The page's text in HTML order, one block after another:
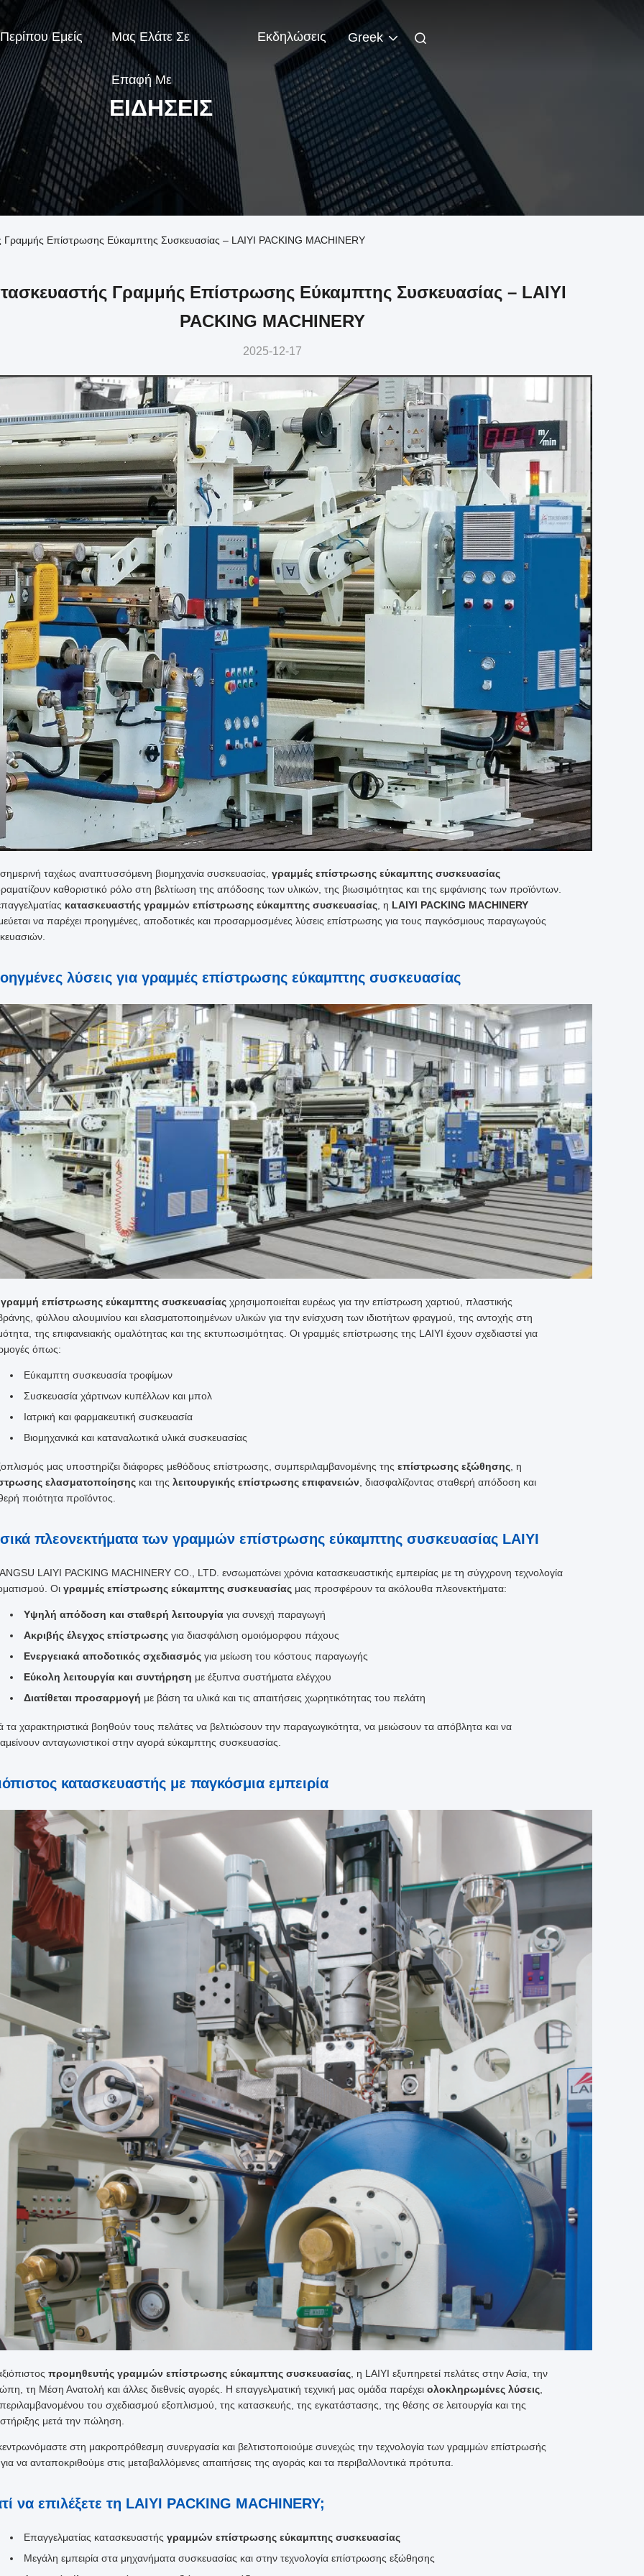
Περίπου Εμείς Μας Ελάτε Σε
Επαφή Με
Εκδηλώσεις Greek
ΕΙΔΉΣΕΙΣ
Γραμμής Επίστρωσης Εύκαμπτης Συσκευασίας – LAIYI PACKING MACHINERY
Γραμμής Επίστρωσης Εύκαμπτης Συσκευασίας – LAIYI
PACKING MACHINERY
2025-12-17
ταχέως αναπτυσσόμενη βιομηχανία συσκευασίας, γραμμές επίστρωσης εύκαμπτης συσκευασίας
καθοριστικό ρόλο στη βελτίωση της απόδοσης των υλικών, της βιωσιμότητας και της εμφάνισης των προϊόντων.
κατασκευαστής γραμμών επίστρωσης εύκαμπτης συσκευασίας, η LAIYI PACKING MACHINERY
να παρέχει προηγμένες, αποδοτικές και προσαρμοσμένες λύσεις επίστρωσης για τους παγκόσμιους παραγωγούς
λύσεις για γραμμές επίστρωσης εύκαμπτης συσκευασίας
γραμμή επίστρωσης εύκαμπτης συσκευασίας χρησιμοποιείται ευρέως για την επίστρωση χαρτιού, πλαστικής
φύλλου αλουμινίου και ελασματοποιημένων υλικών για την ενίσχυση των ιδιοτήτων φραγμού, της αντοχής στη
της επιφανειακής ομαλότητας και της εκτυπωσιμότητας. Οι γραμμές επίστρωσης της LAIYI έχουν σχεδιαστεί για
όπως:
Εύκαμπτη συσκευασία τροφίμων
Συσκευασία χάρτινων κυπέλλων και μπολ
Ιατρική και φαρμακευτική συσκευασία
Βιομηχανικά και καταναλωτικά υλικά συσκευασίας
μας υποστηρίζει διάφορες μεθόδους επίστρωσης, συμπεριλαμβανομένης της επίστρωσης εξώθησης, η
ελασματοποίησης και της λειτουργικής επίστρωσης επιφανειών, διασφαλίζοντας σταθερή απόδοση και
ποιότητα προϊόντος.
πλεονεκτήματα των γραμμών επίστρωσης εύκαμπτης συσκευασίας LAIYI
LAIYI PACKING MACHINERY CO., LTD. ενσωματώνει χρόνια κατασκευαστικής εμπειρίας με τη σύγχρονη τεχνολογία
Οι γραμμές επίστρωσης εύκαμπτης συσκευασίας μας προσφέρουν τα ακόλουθα πλεονεκτήματα:
Υψηλή απόδοση και σταθερή λειτουργία για συνεχή παραγωγή
Ακριβής έλεγχος επίστρωσης για διασφάλιση ομοιόμορφου πάχους
Ενεργειακά αποδοτικός σχεδιασμός για μείωση του κόστους παραγωγής
Εύκολη λειτουργία και συντήρηση με έξυπνα συστήματα ελέγχου
Διατίθεται προσαρμογή με βάση τα υλικά και τις απαιτήσεις χωρητικότητας του πελάτη
τα χαρακτηριστικά βοηθούν τους πελάτες να βελτιώσουν την παραγωγικότητα, να μειώσουν τα απόβλητα και να
ανταγωνιστικοί στην αγορά εύκαμπτης συσκευασίας.
κατασκευαστής με παγκόσμια εμπειρία
προμηθευτής γραμμών επίστρωσης εύκαμπτης συσκευασίας , η LAIYI εξυπηρετεί πελάτες στην Ασία, την
τη Μέση Ανατολή και άλλες διεθνείς αγορές. Η επαγγελματική τεχνική μας ομάδα παρέχει ολοκληρωμένες λύσεις
του σχεδιασμού εξοπλισμού, της κατασκευής, της εγκατάστασης, της θέσης σε λειτουργία και της
μετά την πώληση.
στη μακροπρόθεσμη συνεργασία και βελτιστοποιούμε συνεχώς την τεχνολογία των γραμμών επίστρωσής
να ανταποκριθούμε στις μεταβαλλόμενες απαιτήσεις της αγοράς και τα περιβαλλοντικά πρότυπα.
να επιλέξετε τη LAIYI PACKING MACHINERY;
Επαγγελματίας κατασκευαστής γραμμών επίστρωσης εύκαμπτης συσκευασίας
Μεγάλη εμπειρία στα μηχανήματα συσκευασίας και στην τεχνολογία επίστρωσης εξώθησης